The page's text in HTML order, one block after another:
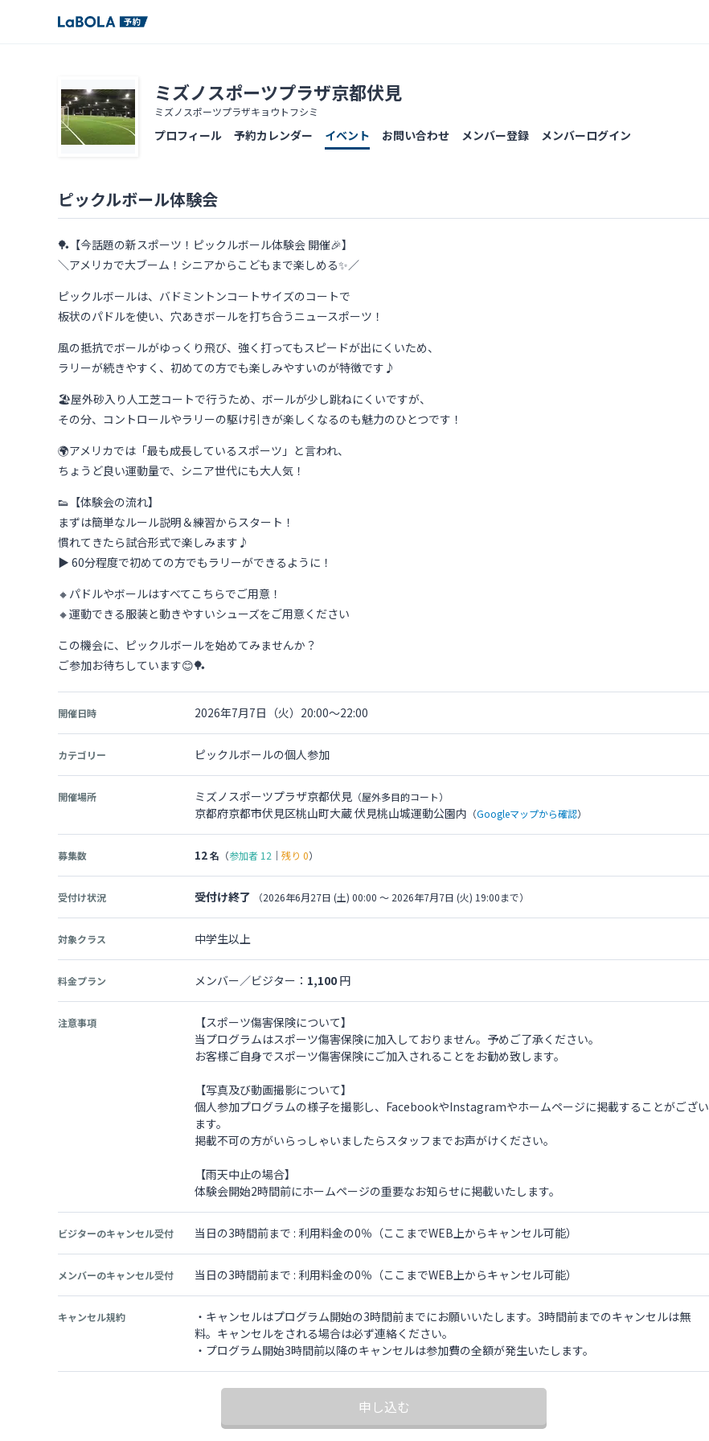
ミズノスポーツプラザ京都伏見
ミズノスポーツプラザキョウトフシミ
プロフィール 予約カレンダー イベント お問い合わせ メンバー登録 メンバーログイン
ピックルボール体験会
🏓【今話題の新スポーツ！ピックルボール体験会 開催🎉】
＼アメリカで大ブーム！シニアからこどもまで楽しめる✨／
ピックルボールは、バドミントンコートサイズのコートで
板状のパドルを使い、穴あきボールを打ち合うニュースポーツ！
風の抵抗でボールがゆっくり飛び、強く打ってもスピードが出にくいため、
ラリーが続きやすく、初めての方でも楽しみやすいのが特徴です♪
🏖屋外砂入り人工芝コートで行うため、ボールが少し跳ねにくいですが、
その分、コントロールやラリーの駆け引きが楽しくなるのも魅力のひとつです！
🌍アメリカでは「最も成長しているスポーツ」と言われ、
ちょうど良い運動量で、シニア世代にも大人気！
👟【体験会の流れ】
まずは簡単なルール説明＆練習からスタート！
慣れてきたら試合形式で楽しみます♪
▶ 60分程度で初めての方でもラリーができるように！
🔸パドルやボールはすべてこちらでご用意！
🔸運動できる服装と動きやすいシューズをご用意ください
この機会に、ピックルボールを始めてみませんか？
ご参加お待ちしています😊🏓
開催日時 2026年7月7日（火）20:00～22:00
カテゴリー ピックルボールの個人参加
開催場所 ミズノスポーツプラザ京都伏見 （屋外多目的コート）
京都府京都市伏見区桃山町大蔵 伏見桃山城運動公園内 （Googleマップから確認）
募集数 12名 （参加者 12 ｜ 残り 0）
受付け状況 受付け終了 （2026年6月27日 (土) 00:00 〜 2026年7月7日 (火) 19:00まで）
対象クラス 中学生以上
料金プラン メンバー／ビジター： 1,100 円
注意事項
【スポーツ傷害保険について】
当プログラムはスポーツ傷害保険に加入しておりません。予めご了承ください。
お客様ご自身でスポーツ傷害保険にご加入されることをお勧め致します。
【写真及び動画撮影について】
個人参加プログラムの様子を撮影し、FacebookやInstagramやホームページに掲載することがござい
ます。
掲載不可の方がいらっしゃいましたらスタッフまでお声がけください。
【雨天中止の場合】
体験会開始2時間前にホームページの重要なお知らせに掲載いたします。
ビジターのキャンセル受付 当日の3時間前まで : 利用料金の0％（ここまでWEB上からキャンセル可能）
メンバーのキャンセル受付 当日の3時間前まで : 利用料金の0％（ここまでWEB上からキャンセル可能）
キャンセル規約
・キャンセルはプログラム開始の3時間前までにお願いいたします。3時間前までのキャンセルは無
料。キャンセルをされる場合は必ず連絡ください。
・プログラム開始3時間前以降のキャンセルは参加費の全額が発生いたします。
申し込む